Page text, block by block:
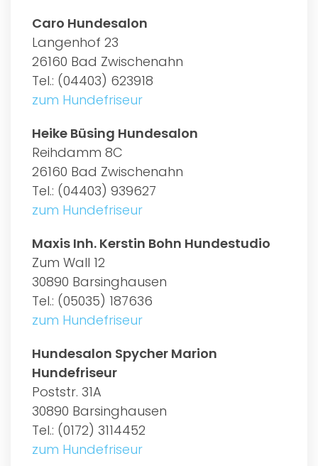
Caro Hundesalon
Langenhof 23
26160 Bad Zwischenahn
Tel.: (04403) 623918
zum Hundefriseur
Heike Büsing Hundesalon
Reihdamm 8C
26160 Bad Zwischenahn
Tel.: (04403) 939627
zum Hundefriseur
Maxis Inh. Kerstin Bohn Hundestudio
Zum Wall 12
30890 Barsinghausen
Tel.: (05035) 187636
zum Hundefriseur
Hundesalon Spycher Marion
Hundefriseur
Poststr. 31A
30890 Barsinghausen
Tel.: (0172) 3114452
zum Hundefriseur